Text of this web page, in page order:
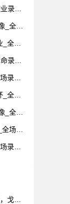
录像_
全场
全场
录像_
录像
全场
全场
场录
录像
戈麦